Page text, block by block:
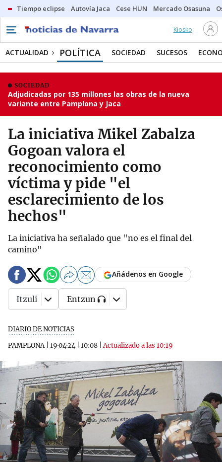
Tiempo eclipse Autovía Jaca Cese HUN Mercado Osasuna
Kiosko
ACTUALIDAD POLÍTICA SOCIEDAD SUCESOS
SOCIEDAD
Adjudicadas por 135 millones las obras de la nueva
variante entre Pamplona y Jaca
La iniciativa Mikel Zabalza
Gogoan valora el
reconocimiento como
víctima y pide "el
esclarecimiento de los
hechos"
La iniciativa ha señalado que "no es el final del
camino"
DIARIO DE NOTICIAS
PAMPLONA| 19·04·24 10:08 |Actualizado a las 10:19
Añádenos en Google
Itzuli Entzun